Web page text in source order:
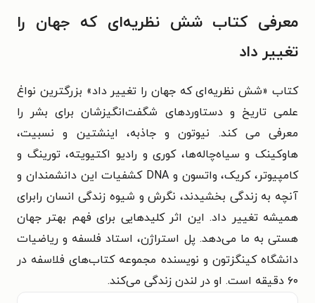
معرفی کتاب شش نظریه‌ای که جهان را
تغییر داد
کتاب «شش نظریه‌ای که جهان را تغییر داد» بزرگترین نواغ
علمی تاریخ و دستاوردهای شگفت‌انگیزشان برای بشر را
معرفی می کند. نیوتون و جاذبه، اینشتین و نسبیت،
هاوکینک و سیاه‌چاله‌ها، کوری و رادیو اکتیویته، تورینگ و
کامپیوتر، کریک، واتسون و DNA کشفیات این دانشمندان و
آنچه به زندگی بخشیدند، نگرش و شیوه زندگی انسان‌ رابرای
همیشه تغییر داد. این اثر کلیدهایی برای فهم بهتر جهان
هستی به ما می‌دهد. پل استراژن، استاد فلسفه و ریاضیات
دانشگاه کینگزتون و نویسنده مجموعه کتاب‌های فلاسفه در
۶۰ دقیقه است. او در لندن زندگی می‌کند.